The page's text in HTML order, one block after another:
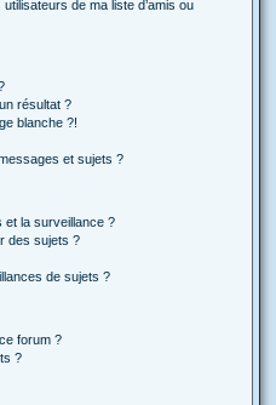
de ma liste d’amis ou
résultat ?
blanche ?!
et sujets ?
et la surveillance ?
des sujets ?
de sujets ?
forum ?
?